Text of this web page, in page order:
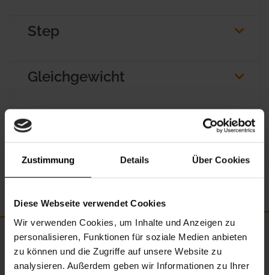
Zustimmung Details Über Cookies
Diese Webseite verwendet Cookies
Wir verwenden Cookies, um Inhalte und Anzeigen zu
personalisieren, Funktionen für soziale Medien anbieten
zu können und die Zugriffe auf unsere Website zu
analysieren. Außerdem geben wir Informationen zu Ihrer
Step
Gleichgewicht
Dehnen